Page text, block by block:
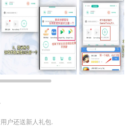
户还送新人礼包.